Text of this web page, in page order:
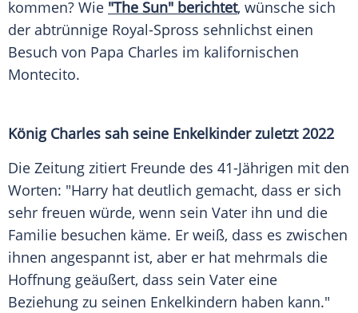
kommen? Wie "The Sun" berichtet, wünsche sich
der abtrünnige Royal-Spross sehnlichst einen
Besuch von Papa Charles im kalifornischen
Montecito.
König Charles sah seine Enkelkinder zuletzt 2022
Die Zeitung zitiert Freunde des 41-Jährigen mit den
Worten: "Harry hat deutlich gemacht, dass er sich
sehr freuen würde, wenn sein Vater ihn und die
Familie besuchen käme. Er weiß, dass es zwischen
ihnen angespannt ist, aber er hat mehrmals die
Hoffnung geäußert, dass sein Vater eine
Beziehung zu seinen Enkelkindern haben kann."